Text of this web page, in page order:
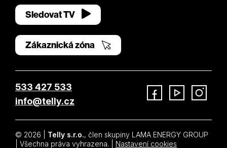
Sledovat TV
Zákaznická zóna
533 427 533
info@telly.cz
© 2026 | Telly s.r.o., člen skupiny LAMA ENERGY GROUP
| Všechna práva vyhrazena. | Nastavení cookies